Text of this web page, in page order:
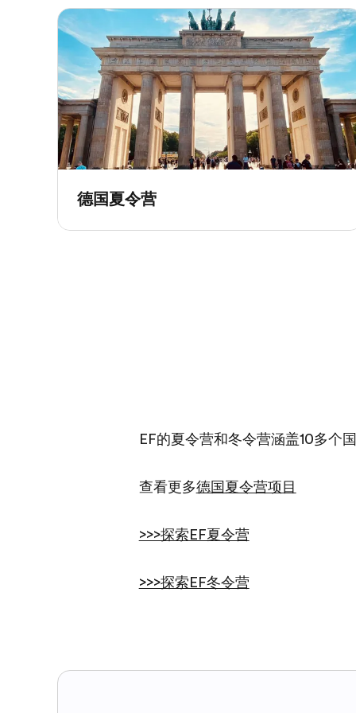
德国夏令营
EF的夏令营和冬令营涵盖10多个
查看更多德国夏令营项目
>>>探索EF夏令营
>>>探索EF冬令营